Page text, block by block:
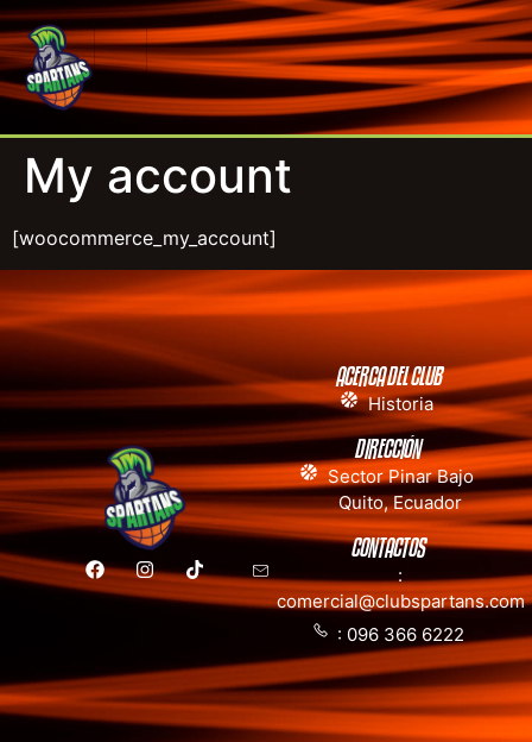
My account
[woocommerce_my_account]
ACERCA DEL CLUB
Historia
DIRECCIÓN
Sector Pinar Bajo
Quito, Ecuador
CONTACTOS
:
comercial@clubspartans.com
: 096 366 6222